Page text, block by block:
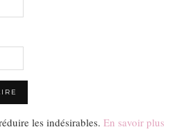
les indésirables. En savoir plus